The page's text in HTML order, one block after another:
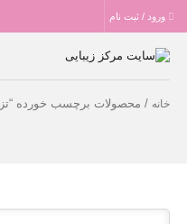
ورود / ثبت نام
خانه / محصولات برچسب خورده